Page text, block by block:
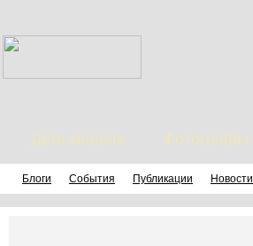
Дети модели Фотографы
Блоги События Публикации Новости